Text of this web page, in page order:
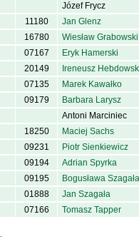
Józef Frycz
11180 Jan Glenz
16780 Wiesław Grabowski
07167 Eryk Hamerski
20149 Ireneusz
07135 Marek Kawałko
09179 Barbara Larysz
Antoni Marciniec
18250 Maciej Sachs
09231 Piotr Sienkiewicz
09194 Adrian Spyrka
09195 Bogusława Szagała
01888 Jan Szagała
07166 Tomasz Tapper